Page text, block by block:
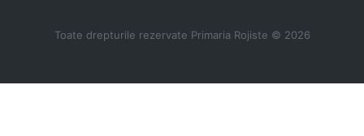
Toate drepturile rezervate Primaria Rojiste © 2026